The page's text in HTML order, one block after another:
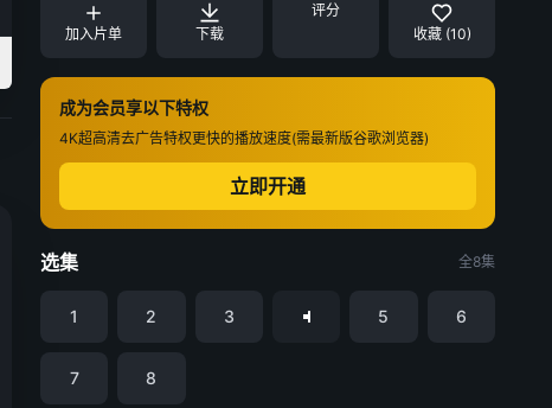
加入片单 下载
评分
收藏 (10)
成为会员享以下特权
4K超高清去广告特权更快的播放速度(需最新版谷歌浏览器)
立即开通
选集 全8集
1 2 3 5 6
7 8